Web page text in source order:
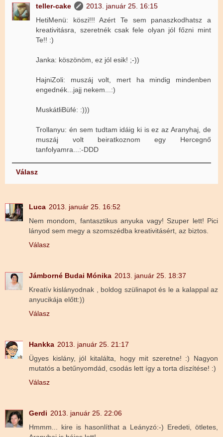
teller-cake
2013. január 25. 16:15
HetiMenü: köszi!!! Azért Te sem panaszkodhatsz a
kreativitásra, szeretnék csak fele olyan jól főzni mint
Te!! :)
Janka: köszönöm, ez jól esik! ;-))
HajniZoli: muszáj volt, mert ha mindig mindenben
engednék...jajj nekem...:)
MuskátliBüfé: :)))
Trollanyu: én sem tudtam idáig ki is ez az Aranyhaj, de
muszáj volt beiratkoznom egy Hercegnő
tanfolyamra...:-DDD
Válasz
Luca 2013. január 25. 16:52
Nem mondom, fantasztikus anyuka vagy! Szuper lett! Pici
lányod sem megy a szomszédba kreativitásért, az biztos.
Válasz
Jámborné Budai Mónika 2013. január 25. 18:37
Kreatív kislányodnak , boldog szülinapot és le a kalappal az
anyucikája előtt:))
Válasz
Hankka 2013. január 25. 21:17
Ügyes kislány, jól kitalálta, hogy mit szeretne! :) Nagyon
mutatós a betűnyomdád, csodás lett így a torta díszítése! :)
Válasz
Gerdi 2013. január 25. 22:06
Hmmm... kire is hasonlíthat a Leányzó:-) Eredeti, ötletes,